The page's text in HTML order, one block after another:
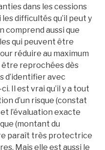
dans les cessions
difficultés qu’il peut y
comprend aussi que
qui peuvent être
réduire au maximum
être reprochées dès
d’identifier avec
Il est vrai qu’il y a tout
d’un risque (constat
l’évaluation exacte
(montant du
paraît très protectrice
Mais elle est aussi le